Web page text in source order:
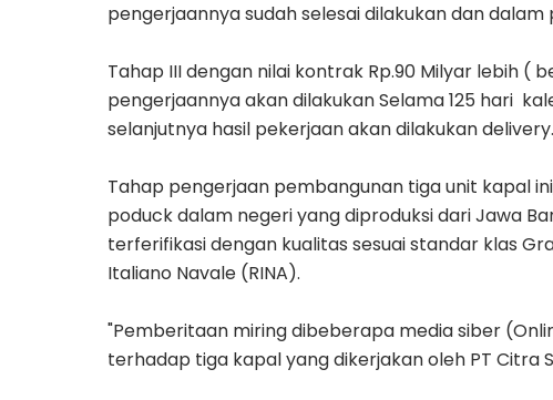
pengerjaannya sudah selesai dilakukan dan dalam
Tahap III dengan nilai kontrak Rp.90 Milyar lebih (
pengerjaannya akan dilakukan Selama 125 hari
selanjutnya hasil pekerjaan akan dilakukan delivery.
Tahap pengerjaan pembangunan tiga unit kapal
poduck dalam negeri yang diproduksi dari Jawa
terferifikasi dengan kualitas sesuai standar klas
Italiano Navale (RINA).
"Pemberitaan miring dibeberapa media siber
terhadap tiga kapal yang dikerjakan oleh PT Citra